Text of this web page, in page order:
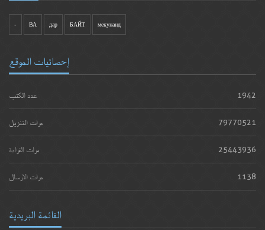
- ВА дар БАЙТ мекунанд
إحصائيات الموقع
عدد الكتب 1942
مرات التنزيل 79770521
مرات القراءة 25443936
مرات الارسال 1138
القائمة البريدية